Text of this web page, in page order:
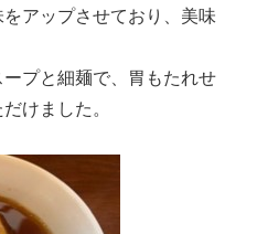
アップさせており、美味
プと細麺で、胃もたれせ
けました。